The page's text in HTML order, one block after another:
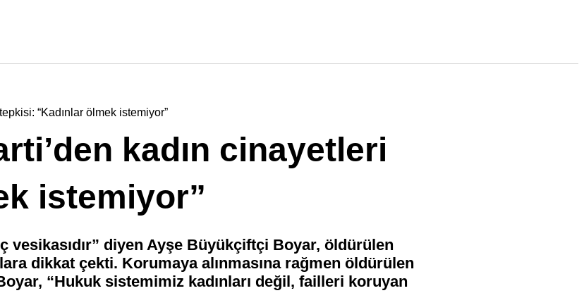
“Kadınlar ölmek istemiyor”
kadın cinayetleri
istemiyor”
diyen Ayşe Büyükçiftçi Boyar, öldürülen
dikkat çekti. Korumaya alınmasına rağmen öldürülen
“Hukuk sistemimiz kadınları değil, failleri koruyan